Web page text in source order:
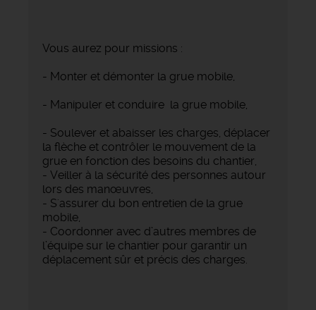
Vous aurez pour missions :
- Monter et démonter la grue mobile,
- Manipuler et conduire la grue mobile,
- Soulever et abaisser les charges, déplacer
la flèche et contrôler le mouvement de la
grue en fonction des besoins du chantier,
- Veiller à la sécurité des personnes autour
lors des manœuvres,
- S'assurer du bon entretien de la grue
mobile,
- Coordonner avec d’autres membres de
l’équipe sur le chantier pour garantir un
déplacement sûr et précis des charges.